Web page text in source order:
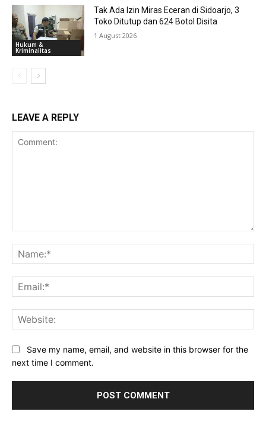
Hukum &
Kriminalitas
Tak Ada Izin Miras Eceran di Sidoarjo, 3
Toko Ditutup dan 624 Botol Disita
1 August 2026
LEAVE A REPLY
Save my name, email, and website in this browser for the
next time I comment.